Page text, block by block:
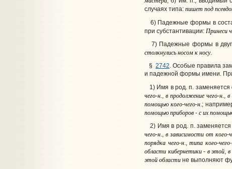
случаях типа: пишет под
6) Падежные формы в
при субстантивации: Принеси
7) Падежные формы в
столкнулисьносомкносу.
§2742. Особые правила
и падежной формы имени. При
1) Имя в род. п.
чего-н., в продолжение чего-н., в
помощью кого-чего-н.;
помощьюприборов- сих
2) Имя в род. п.
чего-н., в зависимости от кого-
порядка чего-н.,типа кого-чего-
области кибернетики- в этой,в
этойобластине выполняют